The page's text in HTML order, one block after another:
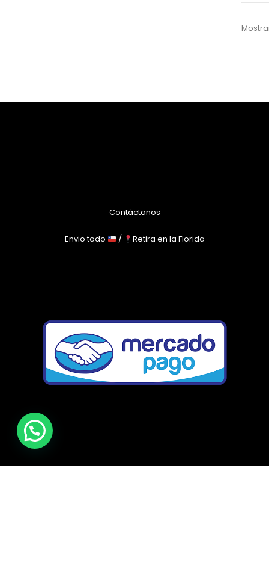
Contáctanos
Envio todo / Retira en la Florida